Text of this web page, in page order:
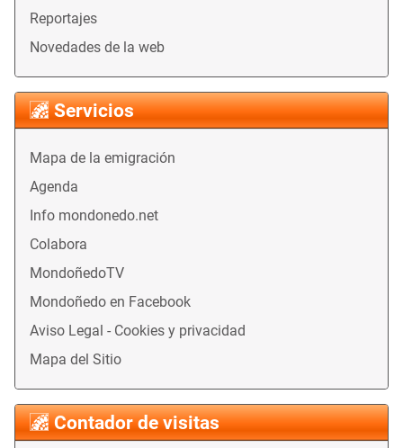
Reportajes
Novedades de la web
Servicios
Mapa de la emigración
Agenda
Info mondonedo.net
Colabora
MondoñedoTV
Mondoñedo en Facebook
Aviso Legal - Cookies y privacidad
Mapa del Sitio
Contador de visitas